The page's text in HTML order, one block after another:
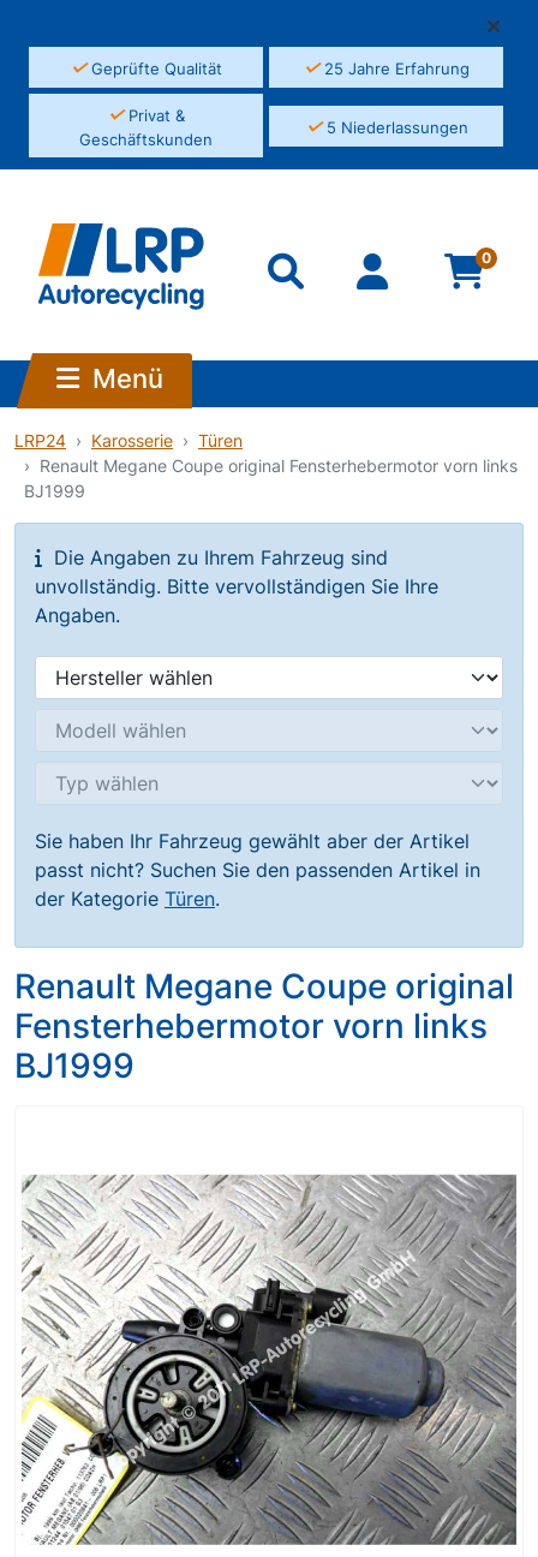
✓Geprüfte Qualität ✓25 Jahre Erfahrung
✓Privat &
Geschäftskunden
✓5 Niederlassungen
0
Menü
LRP24 Karosserie
Türen
Renault Megane Coupe original Fensterhebermotor vorn links
BJ1999
Die Angaben zu Ihrem Fahrzeug sind
unvollständig. Bitte vervollständigen Sie Ihre
Angaben.
Sie haben Ihr Fahrzeug gewählt aber der Artikel
passt nicht? Suchen Sie den passenden Artikel in
der Kategorie Türen.
Renault Megane Coupe original
Fensterhebermotor vorn links
BJ1999